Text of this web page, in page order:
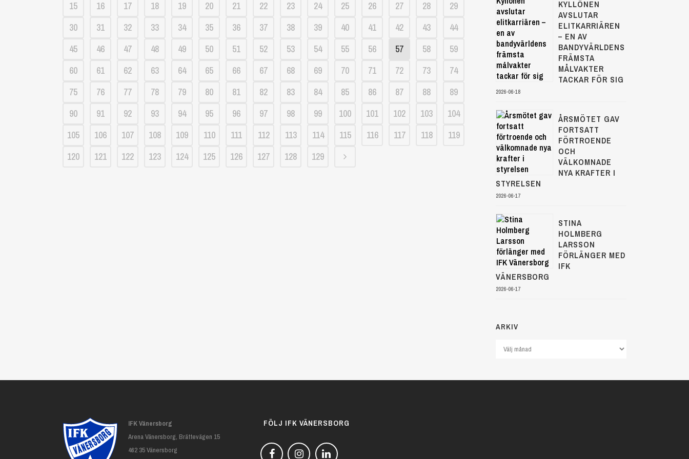
15
16 17 18 19 20 21 22 23 24 25 26 27 28
29
30
31 32 33 34 35 36 37 38 39 40 41 42 43
44
45
46 47 48 49 50 51 52 53 54 55 56 57 58
59
60
61 62 63 64 65 66 67 68 69 70 71 72 73
74
75
76 77 78 79 80 81 82 83 84 85 86 87 88
89
90
91 92 93 94 95 96 97 98 99 100 101 102 103
104
105
106 107 108 109 110 111 112 113 114 115 116 117 118
119
120
121 122 123 124 125 126 127 128 129
KYLLÖNEN
AVSLUTAR
ELITKARRIÄREN
– EN AV
BANDYVÄRLDENS
FRÄMSTA
MÅLVAKTER
TACKAR FÖR SIG
2026-06-18
ÅRSMÖTET GAV
FORTSATT
FÖRTROENDE
OCH
VÄLKOMNADE
NYA KRAFTER I
STYRELSEN
2026-06-17
STINA
HOLMBERG
LARSSON
FÖRLÄNGER MED
IFK
VÄNERSBORG
2026-06-17
ARKIV
Arkiv
IFK Vänersborg
Arena Vänersborg, Brättevägen 15
462 35 Vänersborg
FÖLJ IFK VÄNERSBORG